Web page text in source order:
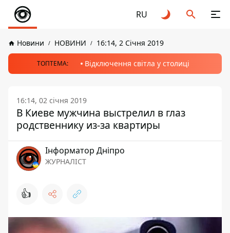
RU
Новини НОВИНИ 16:14, 2 Січня 2019
ТОПТЕМА: Відключення світла у столиці
16:14, 02 січня 2019
В Киеве мужчина выстрелил в глаз
родственнику из-за квартиры
Інформатор Дніпро
ЖУРНАЛІСТ
👍